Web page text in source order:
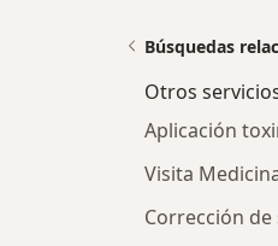
Búsquedas
Otros
Aplicación
Visita
Corrección